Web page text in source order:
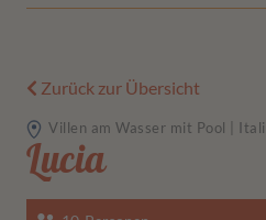
Zurück zur Übersicht
Villen am Wasser mit Pool |
Lucia